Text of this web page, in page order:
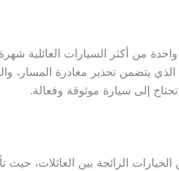
تعتبر تويوتا هايلاندر 2024 واحدة من أكثر
تحتاج إلى سيارة موثوقة وفعالة.
هوندا بايلوت 2024 من الخيارات